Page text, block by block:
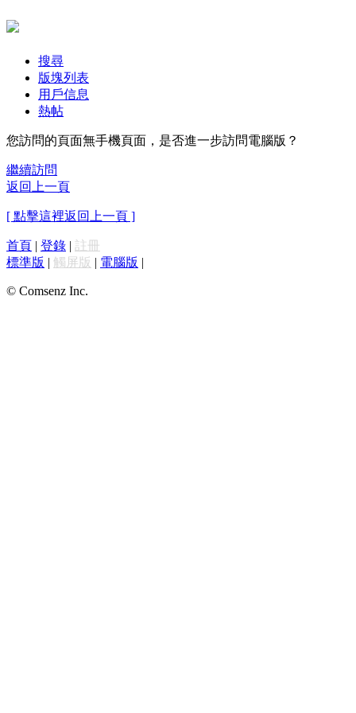
搜尋
版塊列表
用戶信息
熱帖
您訪問的頁面無手機頁面，是否進一步訪問電腦版？
繼續訪問
返回上一頁
[ 點擊這裡返回上一頁 ]
首頁 | 登錄 | 註冊
標準版 | 觸屏版 | 電腦版 |
© Comsenz Inc.